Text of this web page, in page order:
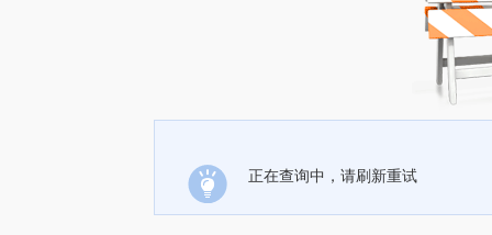
正在查询中，请刷新重试